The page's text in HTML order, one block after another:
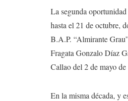
La segunda
hasta el 21 de octubre,
B.A.P. “Almirante
Fragata Gonzalo Díaz
Callao del 2 de mayo
En la misma década, y